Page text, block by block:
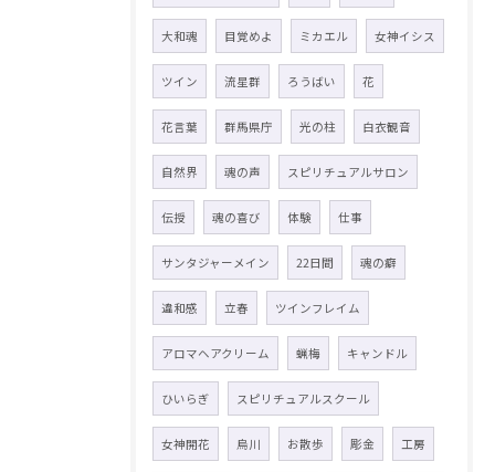
大和魂 目覚めよ ミカエル 女神イシス
ツイン 流星群 ろうばい 花
花言葉 群馬県庁 光の柱 白衣観音
自然界 魂の声 スピリチュアルサロン
伝授 魂の喜び 体験 仕事
サンタジャーメイン 22日間 魂の癖
違和感 立春 ツインフレイム
アロマヘアクリーム 蝋梅 キャンドル
ひいらぎ スピリチュアルスクール
女神開花 烏川 お散歩 彫金 工房